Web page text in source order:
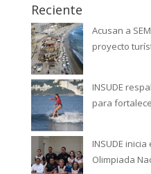
Reciente
Acusan a
proyecto
INSUDE
para
INSUDE
Olimpiada